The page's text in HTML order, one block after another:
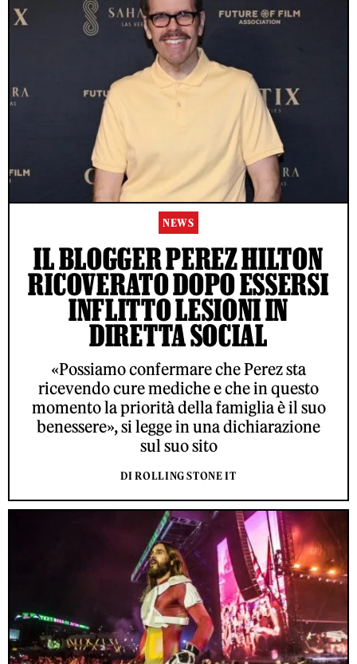
NEWS
IL BLOGGER PEREZ HILTON
RICOVERATO DOPO ESSERSI
INFLITTO LESIONI IN
DIRETTA SOCIAL
«Possiamo confermare che Perez sta
ricevendo cure mediche e che in questo
momento la priorità della famiglia è il suo
benessere», si legge in una dichiarazione
sul suo sito
DI ROLLING STONE IT